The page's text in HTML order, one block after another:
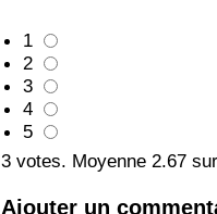
1
2
3
4
5
3 votes. Moyenne 2.67
Ajouter un